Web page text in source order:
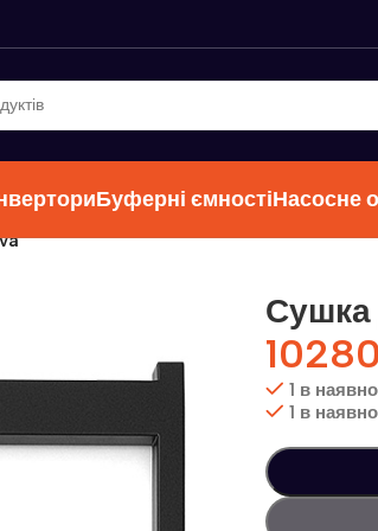
Буферні ємностіНасосне
Сушка
10280
1 в
1 в